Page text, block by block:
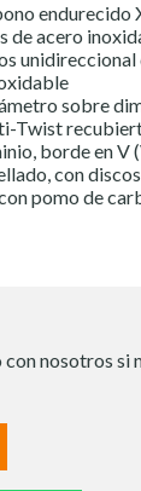
endurecido
de acero
sobre
Twist
borde en V
con
pomo de
con nosotros